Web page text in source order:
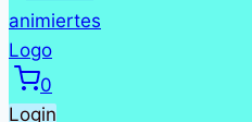
0
Login